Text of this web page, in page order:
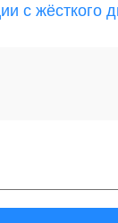
с жёсткого